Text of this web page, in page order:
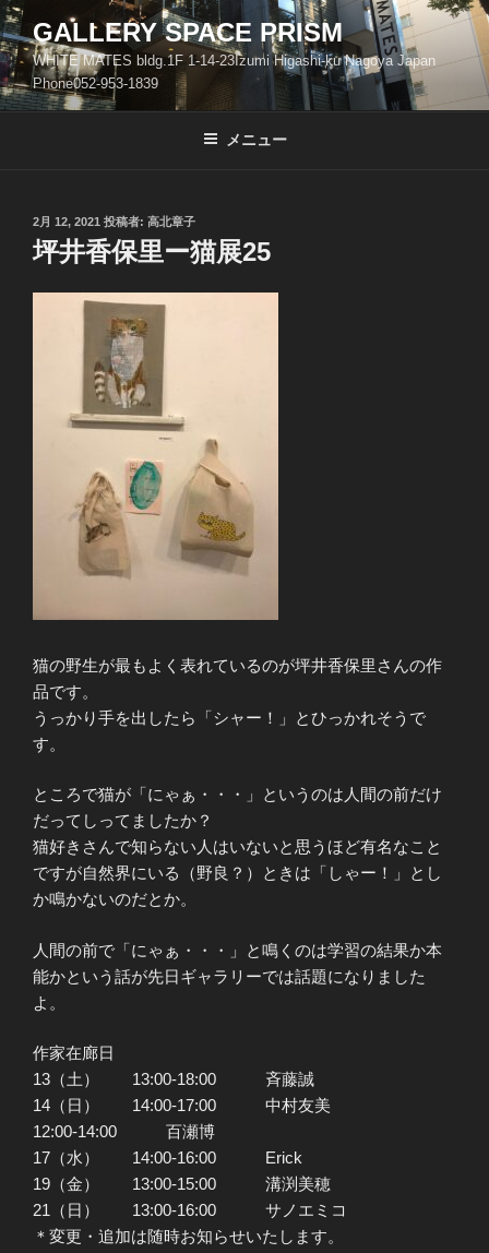
コ
ン
テ
ン
ツ
GALLERY SPACE PRISM
WHITE MATES bldg.1F 1-14-23Izumi Higashi-ku Nagoya Japan
Phone052-953-1839
メニュー
投
稿
日:
2月 12, 2021 投稿者: 高北章子
坪井香保里ー猫展25
猫の野生が最もよく表れているのが坪井香保里さんの作
品です。
うっかり手を出したら「シャー！」とひっかれそうで
す。
ところで猫が「にゃぁ・・・」というのは人間の前だけ
だってしってましたか？
猫好きさんで知らない人はいないと思うほど有名なこと
ですが自然界にいる（野良？）ときは「しゃー！」とし
か鳴かないのだとか。
人間の前で「にゃぁ・・・」と鳴くのは学習の結果か本
能かという話が先日ギャラリーでは話題になりました
よ。
作家在廊日
13（土） 13:00-18:00 斉藤誠
14（日） 14:00-17:00 中村友美
12:00-14:00 百瀬博
17（水） 14:00-16:00 Erick
19（金） 13:00-15:00 溝渕美穂
21（日） 13:00-16:00 サノエミコ
＊変更・追加は随時お知らせいたします。